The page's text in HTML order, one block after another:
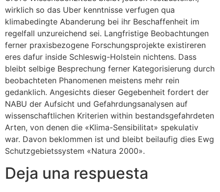
wirklich so das Uber kenntnisse verfugen qua
klimabedingte Abanderung bei ihr Beschaffenheit im
regelfall unzureichend sei. Langfristige Beobachtungen
ferner praxisbezogene Forschungsprojekte existireren
eres dafur inside Schleswig-Holstein nichtens. Dass
bleibt selbige Besprechung ferner Kategorisierung durch
beobachteten Phanomenen meistens mehr rein
gedanklich. Angesichts dieser Gegebenheit fordert der
NABU der Aufsicht und Gefahrdungsanalysen auf
wissenschaftlichen Kriterien within bestandsgefahrdeten
Arten, von denen die «Klima-Sensibilitat» spekulativ
war. Davon beklommen ist und bleibt beilaufig dies Ewg
Schutzgebietssystem «Natura 2000».
Deja una respuesta